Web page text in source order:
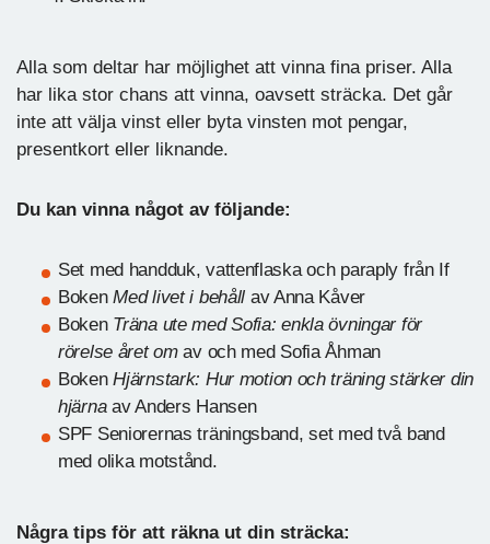
Alla som deltar har möjlighet att vinna fina priser. Alla
har lika stor chans att vinna, oavsett sträcka. Det går
inte att välja vinst eller byta vinsten mot pengar,
presentkort eller liknande.
Du kan vinna något av följande:
Set med handduk, vattenflaska och paraply från If
BokenMed livet i behåll av Anna Kåver
Boken Träna ute med Sofia: enkla övningar för
rörelse året omav och med Sofia Åhman
BokenHjärnstark: Hur motion och träning stärker din
hjärnaav Anders Hansen
SPF Seniorernas träningsband, set med två band
med olika motstånd.
Några tips för att räkna ut din sträcka: